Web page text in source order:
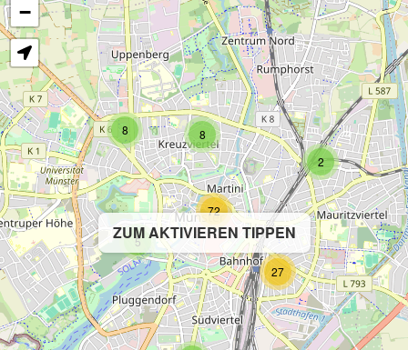
ZUM AKTIVIEREN TIPPEN
2
8 8
27
5
72
−